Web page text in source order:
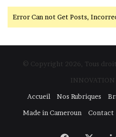
Error Can not Get Posts,
© Copyright 2026, Tous
INNOVATION
Accueil
Nos Rubriques
Made in Cameroun
Contact